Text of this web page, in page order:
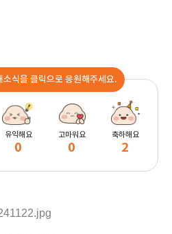
식을 클릭으로 응원해주세요.
유익해요
0
고마워요
0
축하해요
2